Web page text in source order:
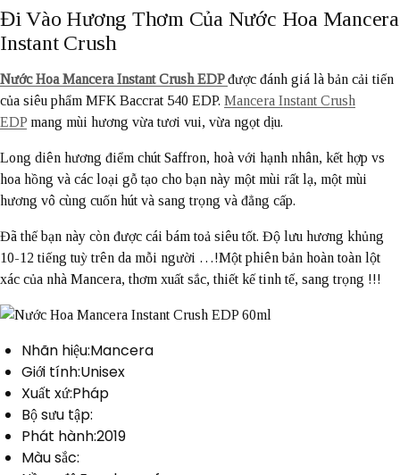
Đi Vào Hương Thơm Của Nước Hoa Mancera
Instant Crush
Nước Hoa Mancera Instant Crush EDPđược đánh giá là bản cải tiến
của siêu phẩm MFK Baccrat 540 EDP. Mancera Instant Crush
EDP mang mùi hương vừa tươi vui, vừa ngọt dịu.
Long diên hương điểm chút Saffron, hoà với hạnh nhân, kết hợp vs
hoa hồng và các loại gỗ tạo cho bạn này một mùi rất lạ, một mùi
hương vô cùng cuốn hút và sang trọng và đẳng cấp.
Đã thế bạn này còn được cái bám toả siêu tốt. Độ lưu hương khủng
10-12 tiếng tuỳ trên da mỗi người …!Một phiên bản hoàn toàn lột
xác của nhà Mancera, thơm xuất sắc, thiết kế tinh tế, sang trọng !!!
Nhãn hiệu:Mancera
Giới tính:Unisex
Xuất xứ:Pháp
Bộ sưu tập:
Phát hành:2019
Màu sắc: